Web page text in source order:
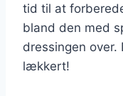
tid til at
bland den med
dressingen over.
lækkert!